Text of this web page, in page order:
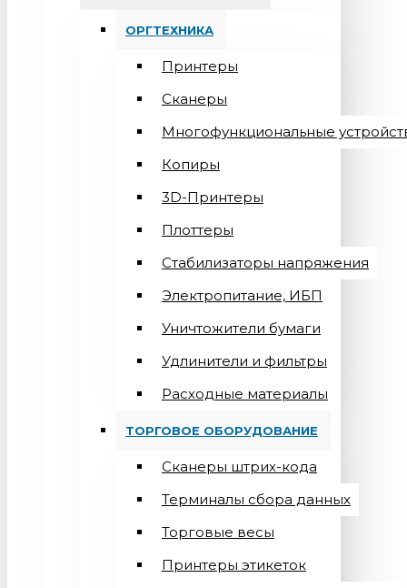
ОРГТЕХНИКА
Принтеры
Сканеры
Многофункциональные
Копиры
3D-Принтеры
Плоттеры
Стабилизаторы напряжения
Электропитание, ИБП
Уничтожители бумаги
Удлинители и фильтры
Расходные материалы
ТОРГОВОЕ ОБОРУДОВАНИЕ
Сканеры штрих-кода
Терминалы сбора данных
Торговые весы
Принтеры этикеток